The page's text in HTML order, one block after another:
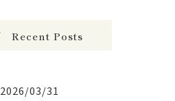
Recent Posts
2026/03/31